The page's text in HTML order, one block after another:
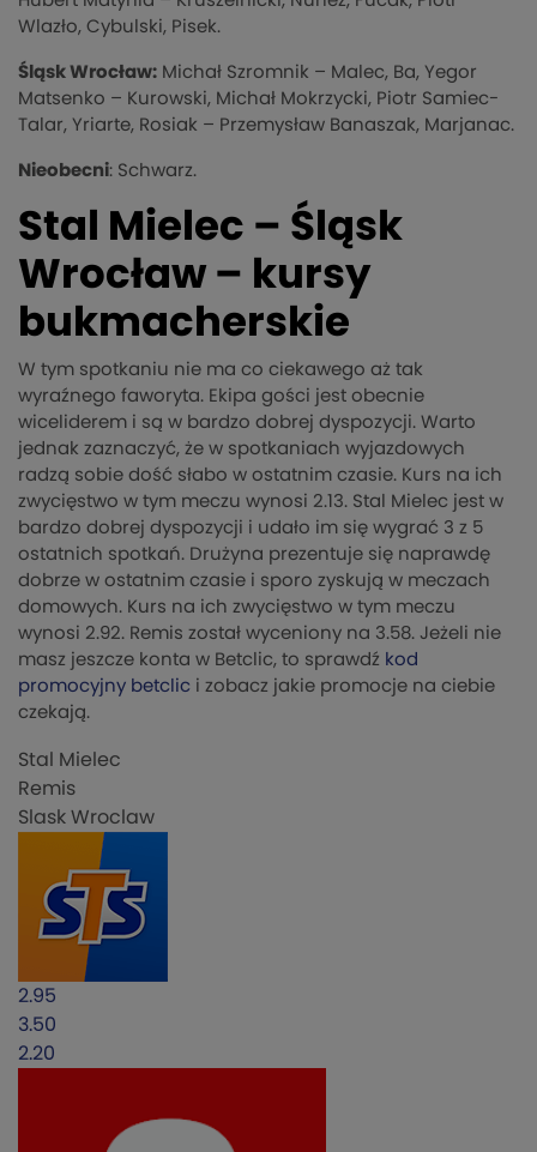
Wlazło, Cybulski, Pisek.
Śląsk Wrocław: Michał Szromnik – Malec, Ba, Yegor
Matsenko – Kurowski, Michał Mokrzycki, Piotr Samiec-
Talar, Yriarte, Rosiak – Przemysław Banaszak, Marjanac.
Nieobecni: Schwarz.
Stal Mielec – Śląsk
Wrocław – kursy
bukmacherskie
W tym spotkaniu nie ma co ciekawego aż tak
wyraźnego faworyta. Ekipa gości jest obecnie
wiceliderem i są w bardzo dobrej dyspozycji. Warto
jednak zaznaczyć, że w spotkaniach wyjazdowych
radzą sobie dość słabo w ostatnim czasie. Kurs na ich
zwycięstwo w tym meczu wynosi 2.13. Stal Mielec jest w
bardzo dobrej dyspozycji i udało im się wygrać 3 z 5
ostatnich spotkań. Drużyna prezentuje się naprawdę
dobrze w ostatnim czasie i sporo zyskują w meczach
domowych. Kurs na ich zwycięstwo w tym meczu
wynosi 2.92. Remis został wyceniony na 3.58. Jeżeli nie
masz jeszcze konta w Betclic, to sprawdź kod
promocyjny betclic i zobacz jakie promocje na ciebie
czekają.
Stal Mielec
Remis
Slask Wroclaw
2.95
3.50
2.20